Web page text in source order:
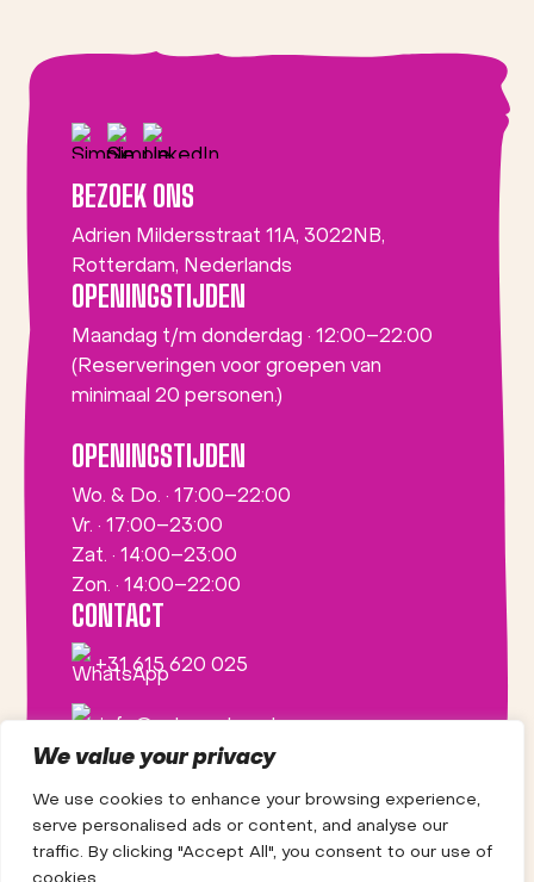
We value your privacy
We use cookies to enhance your browsing experience,
serve personalised ads or content, and analyse our
traffic. By clicking "Accept All", you consent to our use of
BEZOEK ONS
Adrien Mildersstraat 11A, 3022NB,
Rotterdam, Nederlands
OPENINGSTIJDEN
Maandag t/m donderdag · 12:00–22:00
(Reserveringen voor groepen van
minimaal 20 personen.)
OPENINGSTIJDEN
Wo. & Do. · 17:00–22:00
Vr. · 17:00–23:00
Zat. · 14:00–23:00
Zon. · 14:00–22:00
CONTACT
+31 615 620 025